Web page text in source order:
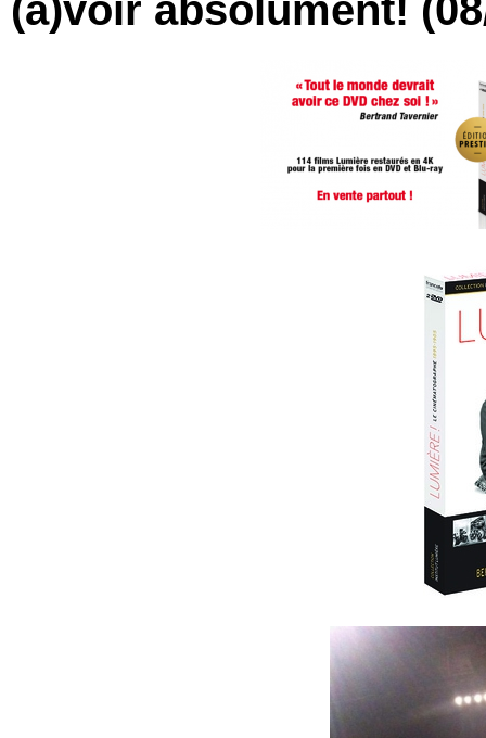
(a)voir absolument!